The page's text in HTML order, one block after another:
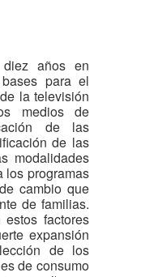
años en
para el
la televisión
medios de
de las
de las
modalidades
los programas
cambio que
de familias.
factores
expansión
de los
de consumo